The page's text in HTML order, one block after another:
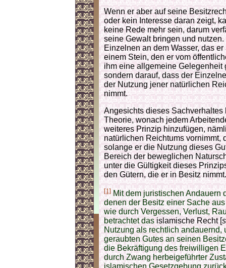
Wenn er aber auf seine
oder kein Interesse daran zeigt,
keine Rede mehr sein, darum
seine Gewalt bringen und
Einzelnen an dem Wasser, das
einem Stein, den er vom
ihm eine allgemeine Gelegenheit
sondern darauf, dass der
der Nutzung jener natürlichen
nimmt.
Angesichts dieses
Theorie, wonach jedem
weiteres Prinzip hinzufügen,
natürlichen Reichtums vornimmt,
solange er die Nutzung dieses
Bereich der beweglichen
unter die Gültigkeit dieses
den Gütern, die er in Besitz nimmt.
[1]Mit dem juristischen Andauern
denen der Besitz einer Sache
wie durch Vergessen, Verlust,
betrachtet dasislamische Recht [
Nutzung als rechtlich andauernd,
geraubten Gutes an seinen
die Bekräftigung des freiwilligen
durch Zwang herbeigeführter